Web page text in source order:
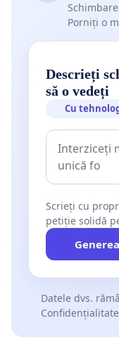
Porniți o
Descrieți
să o vedeți
Cu
Scrieți cu
petiție solidă
Datele dvs.